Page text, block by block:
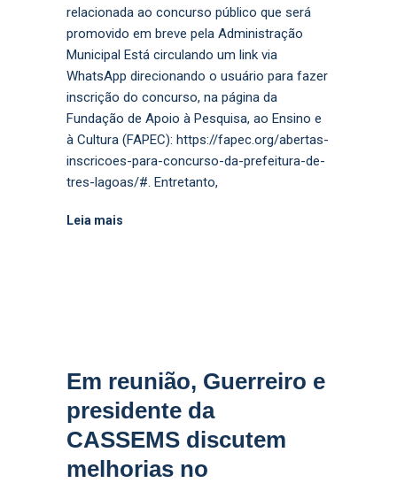
relacionada ao concurso público que será
promovido em breve pela Administração
Municipal Está circulando um link via
WhatsApp direcionando o usuário para fazer
inscrição do concurso, na página da
Fundação de Apoio à Pesquisa, ao Ensino e
à Cultura (FAPEC): https://fapec.org/abertas-
inscricoes-para-concurso-da-prefeitura-de-
tres-lagoas/#. Entretanto,
Leia mais
Em reunião, Guerreiro e
presidente da
CASSEMS discutem
melhorias no